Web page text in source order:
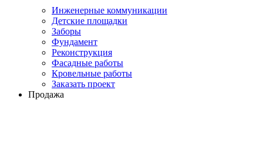
Инженерные коммуникации
Детские площадки
Заборы
Фундамент
Реконструкция
Фасадные работы
Кровельные работы
Заказать проект
Продажа